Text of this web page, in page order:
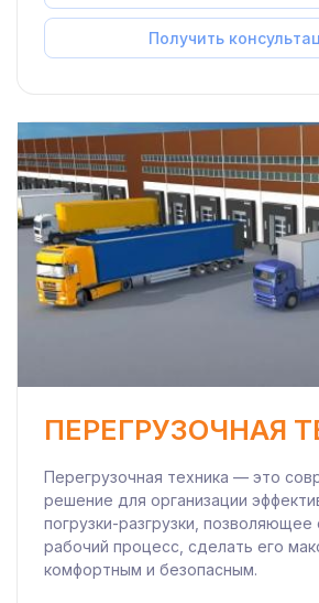
Получить
ПЕРЕГРУЗОЧНАЯ
Перегрузочная техника — это
решение для организации
погрузки-разгрузки, позволяющее
рабочий процесс, сделать его
комфортным и безопасным.